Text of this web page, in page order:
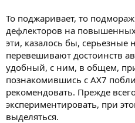
То поджаривает, то
дефлекторов на
эти, казалось бы, серьезные
перевешивают достоинств
удобный, с ним, в общем,
познакомившись с AX7
рекомендовать. Прежде
экспериментировать, при
выделяться.